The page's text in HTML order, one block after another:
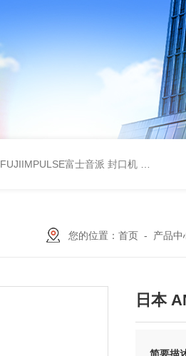
FUJIIMPULSE富士音派 封口机 P-200
您的位置： 首页 - 产品中
日本